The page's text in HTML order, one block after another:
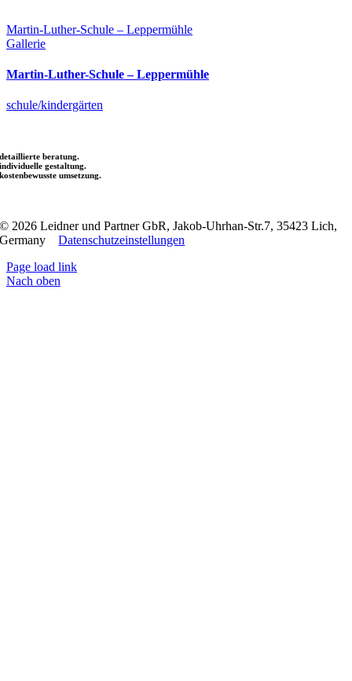
Martin-Luther-Schule – Leppermühle
Gallerie
Martin-Luther-Schule – Leppermühle
schule/kindergärten
detaillierte beratung.
individuelle gestaltung.
kostenbewusste umsetzung.
© 2026 Leidner und Partner GbR, Jakob-Uhrhan-Str.7, 35423 Lich,
GermanyDatenschutzeinstellungen
Page load link
Nach oben